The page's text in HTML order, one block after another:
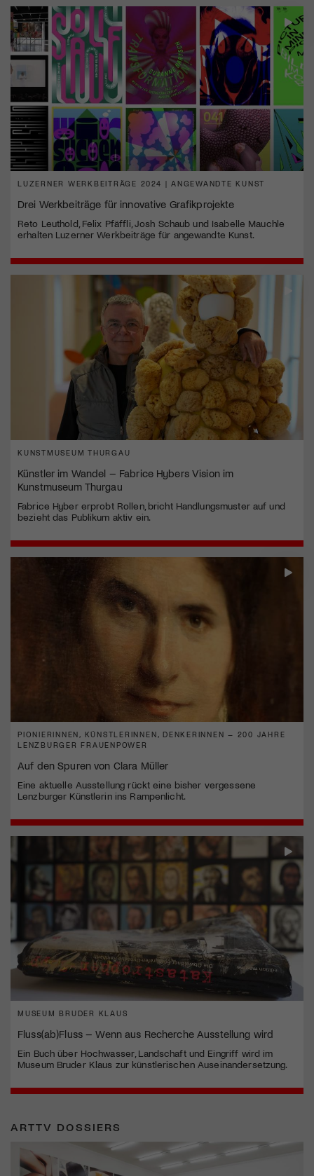
LUZERNER WERKBEITRÄGE 2024 | ANGEWANDTE KUNST
Drei Werkbeiträge für innovative Grafikprojekte
Reto Leuthold, Felix Pfäffli, Josh Schaub und Isabelle Mauchle
erhalten Luzerner Werkbeiträge für angewandte Kunst.
KUNSTMUSEUM THURGAU
Künstler im Wandel – Fabrice Hybers Vision im
Kunstmuseum Thurgau
Fabrice Hyber erprobt Rollen, bricht Handlungsmuster auf und
bezieht das Publikum aktiv ein.
PIONIERINNEN, KÜNSTLERINNEN, DENKERINNEN – 200 JAHRE
LENZBURGER FRAUENPOWER
Auf den Spuren von Clara Müller
Eine aktuelle Ausstellung rückt eine bisher vergessene
Lenzburger Künstlerin ins Rampenlicht.
MUSEUM BRUDER KLAUS
Fluss(ab)Fluss – Wenn aus Recherche Ausstellung wird
Ein Buch über Hochwasser, Landschaft und Eingriff wird im
Museum Bruder Klaus zur künstlerischen Auseinandersetzung.
ARTTV DOSSIERS